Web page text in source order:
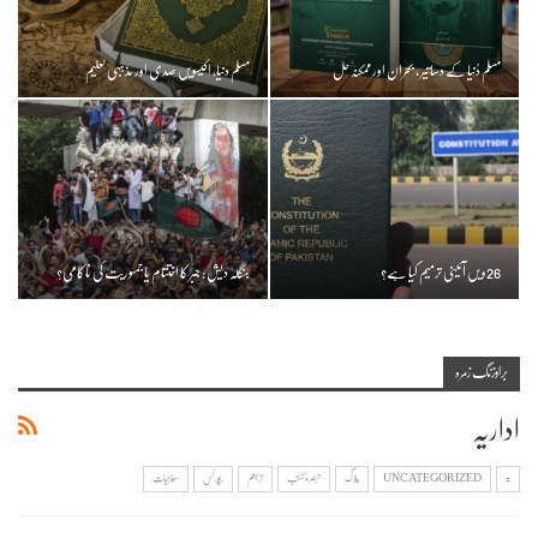
مسلم دُنیا کے دساتیر ، بحران اور ممکنہ حل مسلم دنیا، اکیسویں صدی اور مذہبی تعلیم
26ویں آئینی ترمیم کیا ہے؟ بنگلہ دیش: جبر کا اختتام یا جمہوریت کی ناکامی؟
براؤزنگ زمرہ
اداریہ
=
UNCATEGORIZED بلاگ تبصرہ کتب تراجم رپورٹس سماجیات